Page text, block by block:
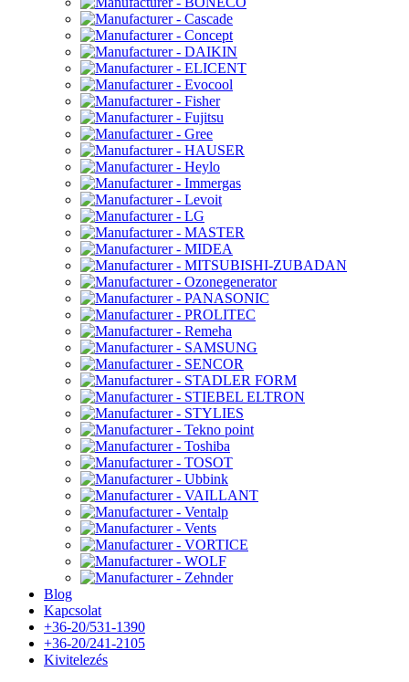
Blog
Kapcsolat
+36-20/531-1390
+36-20/241-2105
Kivitelezés